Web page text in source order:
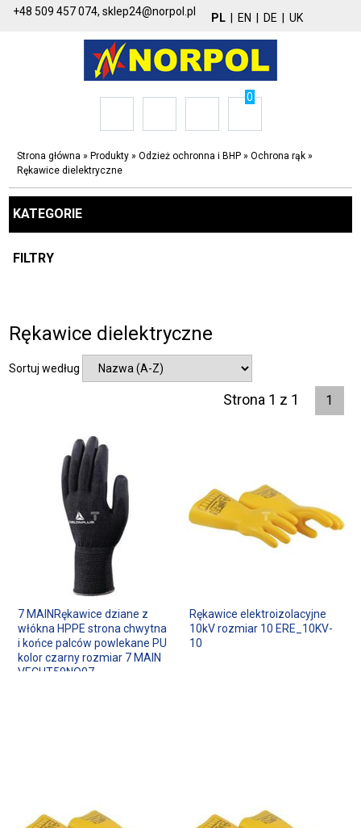
+48 509 457 074,sklep24@norpol.pl PL EN DE UK
0
Strona główna » Produkty »Odzież ochronna i BHP »Ochrona rąk »
Rękawice dielektryczne
KATEGORIE
FILTRY
Rękawice dielektryczne
Sortuj według
Strona 1 z 1 1
7 MAINRękawice dziane z
włókna HPPE strona chwytna
i końce palców powlekane PU
kolor czarny rozmiar 7 MAIN
VECUT59NO07
Rękawice elektroizolacyjne
10kV rozmiar 10 ERE_10KV-
10